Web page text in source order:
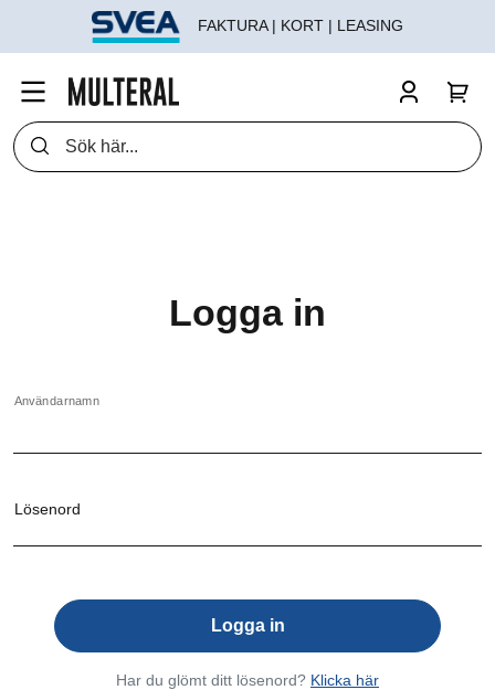
FAKTURA | KORT | LEASING
Logga in
Användarnamn
Lösenord
Har du glömt ditt lösenord? Klicka här